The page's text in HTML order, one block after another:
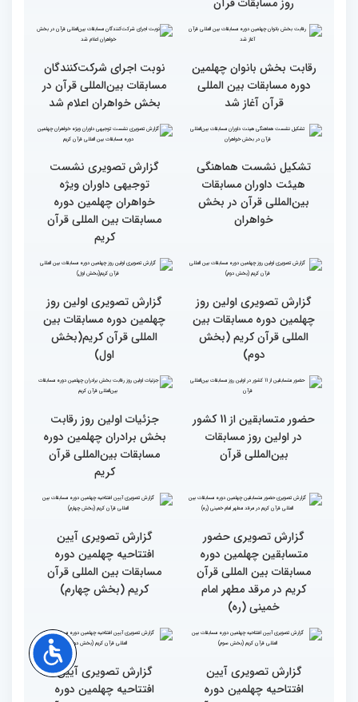
قرآن
طنینی به وسعت یک جهان/
گزارش توصیفی و حاشیه
نگاری از حال و هوای اولین
روز مسابقات قرآن
جزئیات اولین روز رقابت
بخش بانوان مسابقات
بین‌المللی قرآن کریم
رقابت بخش بانوان چهلمین
دوره مسابقات بین المللی
قرآن آغاز شد
نوبت اجرای شرکت‌کنندگان
مسابقات بین‌المللی قرآن در
بخش خواهران اعلام شد
هیئت داوران مسابقات
بین‌المللی قرآن در بخش
خواهران
توجیهی داوران ویژه
خواهران چهلمین دوره
مسابقات بین المللی قرآن
کریم
گزارش تصویری اولین روز
چهلمین دوره مسابقات بین
المللی قرآن کریم (بخش
گزارش تصویری اولین روز
چهلمین دوره مسابقات بین
المللی قرآن کریم(بخش
اول)
حضور متسابقین از 11 کشور
در اولین روز مسابقات
بین‌المللی قرآن
جزئیات اولین روز رقابت
بخش برادران چهلمین دوره
مسابقات بین‌المللی قرآن
کریم
متسابقین چهلمین دوره
مسابقات بین المللی قرآن
گزارش تصویری آیین
افتتاحیه چهلمین دوره
مسابقات بین المللی قرآن